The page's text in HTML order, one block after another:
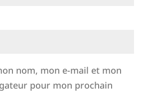
nom, mon e-mail et mon
pour mon prochain